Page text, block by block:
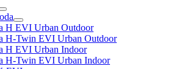
H EVI Urban Outdoor
H-Twin EVI Urban Outdoor
H EVI Urban Indoor
H-Twin EVI Urban Indoor